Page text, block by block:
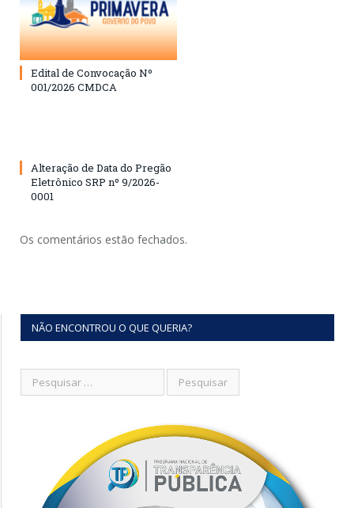
Edital de Convocação Nº
001/2026 CMDCA
Alteração de Data do Pregão
Eletrônico SRP nº 9/2026-
0001
Os comentários estão fechados.
NÃO ENCONTROU O QUE QUERIA?